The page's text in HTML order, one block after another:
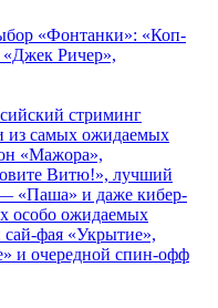
«Фонтанки»: «Коп-
«Джек Ричер»,
стриминг
из самых ожидаемых
«Мажора»,
Витю!», лучший
«Паша» и даже кибер-
особо ожидаемых
сай-фая «Укрытие»,
и очередной спин-офф